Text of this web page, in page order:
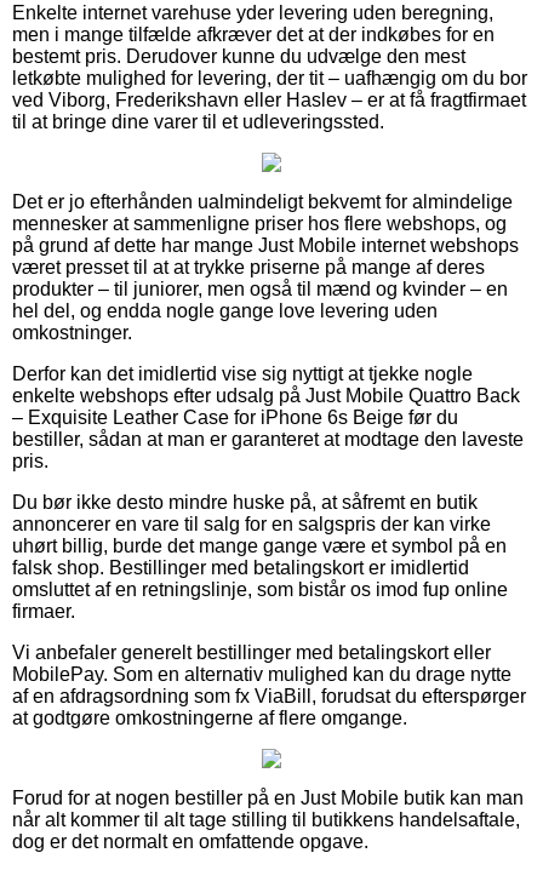
Enkelte internet varehuse yder levering uden beregning,
men i mange tilfælde afkræver det at der indkøbes for en
bestemt pris. Derudover kunne du udvælge den mest
letkøbte mulighed for levering, der tit – uafhængig om du bor
ved Viborg, Frederikshavn eller Haslev – er at få fragtfirmaet
til at bringe dine varer til et udleveringssted.
Det er jo efterhånden ualmindeligt bekvemt for almindelige
mennesker at sammenligne priser hos flere webshops, og
på grund af dette har mange Just Mobile internet webshops
været presset til at at trykke priserne på mange af deres
produkter – til juniorer, men også til mænd og kvinder – en
hel del, og endda nogle gange love levering uden
omkostninger.
Derfor kan det imidlertid vise sig nyttigt at tjekke nogle
enkelte webshops efter udsalg på Just Mobile Quattro Back
– Exquisite Leather Case for iPhone 6s Beige før du
bestiller, sådan at man er garanteret at modtage den laveste
pris.
Du bør ikke desto mindre huske på, at såfremt en butik
annoncerer en vare til salg for en salgspris der kan virke
uhørt billig, burde det mange gange være et symbol på en
falsk shop. Bestillinger med betalingskort er imidlertid
omsluttet af en retningslinje, som bistår os imod fup online
firmaer.
Vi anbefaler generelt bestillinger med betalingskort eller
MobilePay. Som en alternativ mulighed kan du drage nytte
af en afdragsordning som fx ViaBill, forudsat du efterspørger
at godtgøre omkostningerne af flere omgange.
Forud for at nogen bestiller på en Just Mobile butik kan man
når alt kommer til alt tage stilling til butikkens handelsaftale,
dog er det normalt en omfattende opgave.